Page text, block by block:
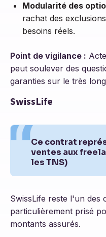
Modularité des
rachat des
besoins réels.
Point de vigilance :
peut soulever des
garanties sur le très
SwissLife
Ce contrat
ventes aux
les TNS)
SwissLife reste l'un des
particulièrement prisé
montants assurés.